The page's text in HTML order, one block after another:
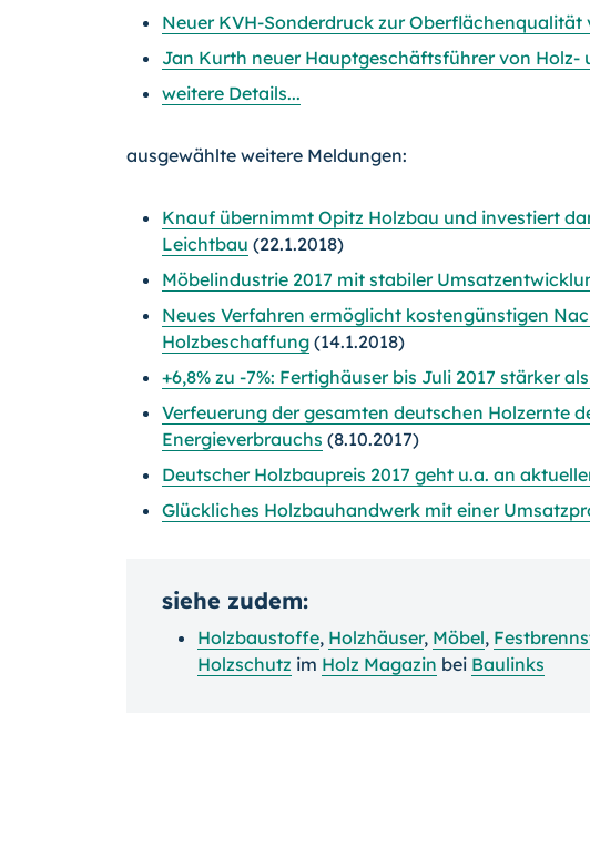
Neuer KVH-Sonderdruck zur
Jan Kurth neuer Hauptgeschäftsführer von Holz-
weitere Details...
ausgewählte weitere Meldungen:
Knauf übernimmt Opitz Holzbau und investiert
Leichtbau (22.1.2018)
Möbelindustrie 2017 mit stabiler
Neues Verfahren ermöglicht kostengünstigen
Holzbeschaffung (14.1.2018)
+6,8% zu -7%: Fertighäuser bis Juli 2017 stärker
Verfeuerung der gesamten deutschen Holzernte
Energieverbrauchs (8.10.2017)
Deutscher Holzbaupreis 2017 geht u.a. an
Glückliches Holzbauhandwerk mit einer
siehe zudem:
Holzbaustoffe, Holzhäuser, Möbel,
Holzschutz im Holz Magazin bei Baulinks